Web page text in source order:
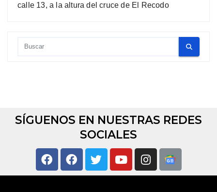
calle 13, a la altura del cruce de El Recodo
SÍGUENOS EN NUESTRAS REDES
SOCIALES